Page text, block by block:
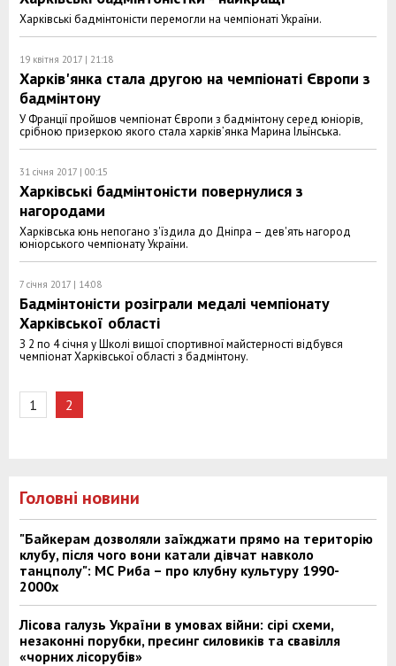
Харківські бадмінтоністи перемогли на чемпіонаті України.
19 квітня 2017 | 21:18
Харків'янка стала другою на чемпіонаті Європи з
бадмінтону
У Франції пройшов чемпіонат Європи з бадмінтону серед юніорів,
срібною призеркою якого стала харків’янка Марина Ільїнська.
31 січня 2017 | 00:15
Харківські бадмінтоністи повернулися з
нагородами
Харківська юнь непогано з'їздила до Дніпра – дев'ять нагород
юніорського чемпіонату України.
7 січня 2017 | 14:08
Бадмінтоністи розіграли медалі чемпіонату
Харківської області
З 2 по 4 січня у Школі вищої спортивної майстерності відбувся
чемпіонат Харківської області з бадмінтону.
1 2
Головні новини
"Байкерам дозволяли заїжджати прямо на територію
клубу, після чого вони катали дівчат навколо
танцполу": МС Риба – про клубну культуру 1990-
2000х
Лісова галузь України в умовах війни: сірі схеми,
незаконні порубки, пресинг силовиків та свавілля
«чорних лісорубів»